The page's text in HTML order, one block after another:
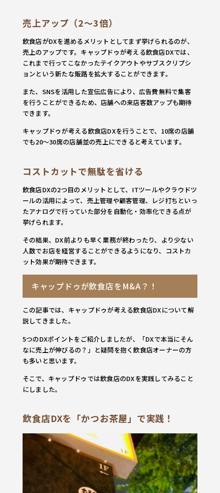
売上アップ（2～3倍）
飲食店がDXを進めるメリットとしてまず挙げられるのが、
売上のアップです。キャップドゥが考える飲食店DXでは、
これまで行ってこなかったテイクアウトやサブスクリプシ
ョンという新たな販路を拡大することができます。
また、SNSを活用した宣伝広告により、広告費無料で集客
を行うことができるため、店舗への来店客数アップも期待
できます。
キャップドゥが考える飲食店DXを行うことで、10席の店舗
でも20～30席の店舗並の売上にできると考えています。
コストカットで無駄を省ける
飲食店DXの2つ目のメリットとして、ITツールやクラウドツ
ールの活用によって、売上管理や顧客管理、レジ打ちといっ
たアナログで行っていた部分を自動化・効率化できる点が
挙げられます。
その結果、DX前よりも早く業務が終わったり、より少ない
人数でお店を経営することができるようになり、コストカ
ット効果が期待できます。
キャップドゥが飲食店をM&A？！
この記事では、キャップドゥが考える飲食店DXについて解
説してきました。
5つのDXポイントをご紹介しましたが、「DXで本当にそん
なに売上が伸びるの？」と疑問を抱く飲食店オーナーの方
も多いと思います。
そこで、キャップドゥでは飲食店のDXを実践してみること
にしました。
飲食店DXを「かつお茶屋」で実践！